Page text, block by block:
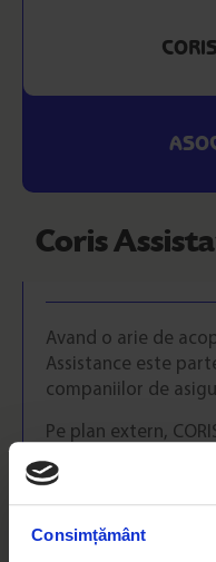
Consimțământ
Coris
Avand o arie de
Assistance este
companiilor de
Pe plan extern,
conform
online de daune
elibereaza
creaza brosuri